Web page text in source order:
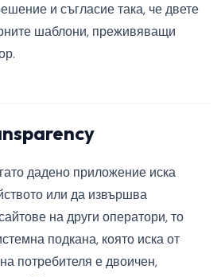
и съгласие така, че двете
шаблони, преживяващи
дадено приложение иска
или да извършва
на други оператори, то
подкана, която иска от
потребителя е двоичен,